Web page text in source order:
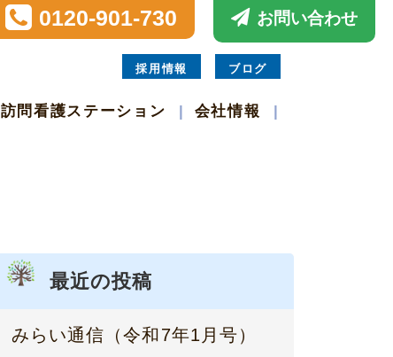
0120-901-730 お問い合わせ
訪問看護ステーション 会社情報
ブログ
採用情報
最近の投稿
みらい通信（令和7年1月号）